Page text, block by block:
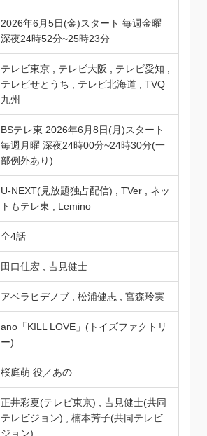
2026年6月5日(金)スタート 毎週金曜
深夜24時52分~25時23分
テレビ東京 , テレビ大阪 , テレビ愛知 ,
テレビせとうち , テレビ北海道 , TVQ
九州
BSテレ東 2026年6月8日(月)スタート
毎週月曜 深夜24時00分~24時30分(一
部例外あり)
U-NEXT(見放題独占配信) , TVer , ネッ
トもテレ東 , Lemino
全4話
田口佳宏 , 吉見健士
アベラヒデノブ , 松浦健志 , 宮森玲実
ano「KILL LOVE」(トイズファクトリ
ー)
桜庭萌 役／あの
正井彩夏(テレビ東京) , 吉見健士(共同
テレビジョン) , 楠本芳子(共同テレビ
ジョン)